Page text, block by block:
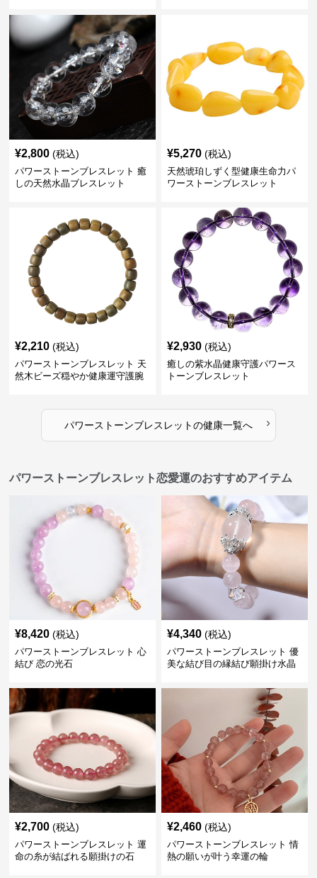
¥2,800 (税込)
パワーストーンブレスレット 癒
しの天然水晶ブレスレット
¥5,270 (税込)
天然琥珀しずく型健康生命力パ
ワーストーンブレスレット
¥2,210 (税込)
パワーストーンブレスレット 天
然木ビーズ穏やか健康運守護腕
¥2,930 (税込)
癒しの紫水晶健康守護パワース
トーンブレスレット
パワーストーンブレスレットの健康一覧へ ›
パワーストーンブレスレット恋愛運のおすすめアイテム
¥8,420 (税込)
パワーストーンブレスレット 心
結び 恋の光石
¥4,340 (税込)
パワーストーンブレスレット 優
美な結び目の縁結び願掛け水晶
¥2,700 (税込)
パワーストーンブレスレット 運
命の糸が結ばれる願掛けの石
¥2,460 (税込)
パワーストーンブレスレット 情
熱の願いが叶う幸運の輪